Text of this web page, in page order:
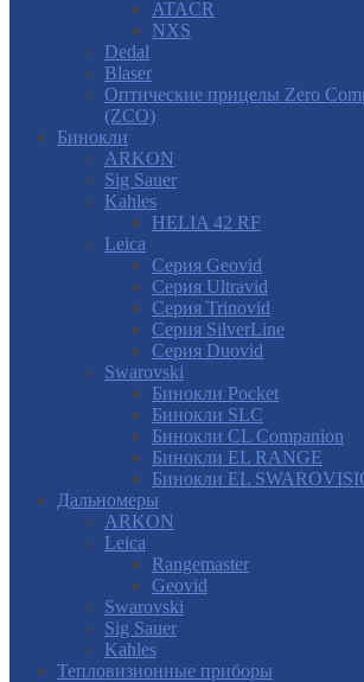
ATACR
NXS
Dedal
Blaser
Оптические прицелы Zero
(ZCO)
Бинокли
ARKON
Sig Sauer
Kahles
HELIA 42 RF
Leica
Серия Geovid
Серия Ultravid
Серия Trinovid
Серия SilverLine
Серия Duovid
Swarovski
Бинокли Pocket
Бинокли SLC
Бинокли CL Companion
Бинокли EL RANGE
Бинокли EL
Дальномеры
ARKON
Leica
Rangemaster
Geovid
Swarovski
Sig Sauer
Kahles
Тепловизионные приборы